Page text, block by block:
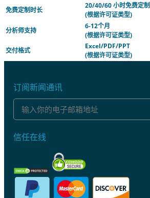
免费定制时长
20/40/60 小时免费定制
(根据许可证类型)
分析师支持
6-12个月
(根据许可证类型)
交付格式
Excel/PDF/PPT
(根据许可证类型)
订阅新闻通讯
信任在线